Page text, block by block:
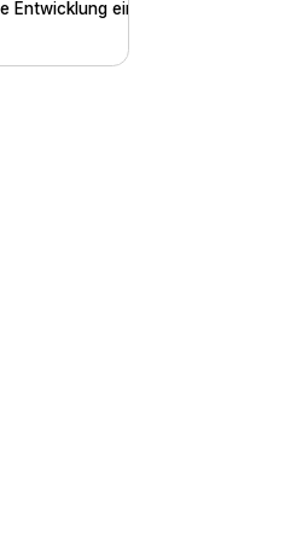
Entwicklung einer